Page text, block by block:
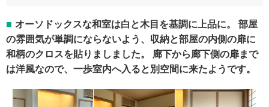
オーソドックスな和室は白と木目を基調に上品に。 部屋
の雰囲気が単調にならないよう、収納と部屋の内側の扉に
和柄のクロスを貼りましました。 廊下から廊下側の扉まで
は洋風なので、一歩室内へ入ると別空間に来たようです。